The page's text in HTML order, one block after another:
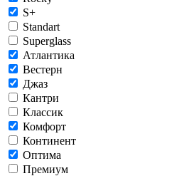
S+
Standart
Superglass
Атлантика
Вестерн
Джаз
Кантри
Классик
Комфорт
Континент
Оптима
Премиум